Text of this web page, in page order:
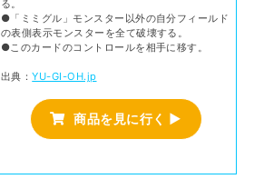
る。
●「ミミグル」モンスター以外の自分フィールド
の表側表示モンスターを全て破壊する。
●このカードのコントロールを相手に移す。
出典：YU-GI-OH.jp
商品を見に行く ▶